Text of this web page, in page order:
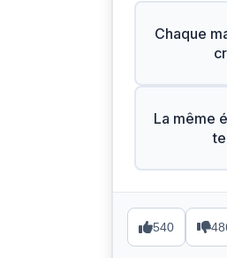
Chaque
La même
540